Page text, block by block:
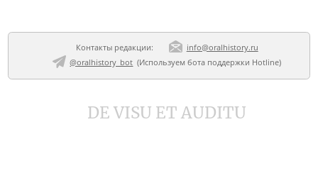
Контакты редакции:
info@oralhistory.ru
@oralhistory_bot (Используембота поддержки Hotline)
DE VISU ET AUDITU